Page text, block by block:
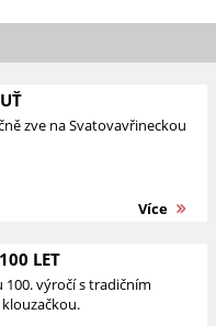
zve na Svatovavřineckou
Více
LET
100. výročí s tradičním